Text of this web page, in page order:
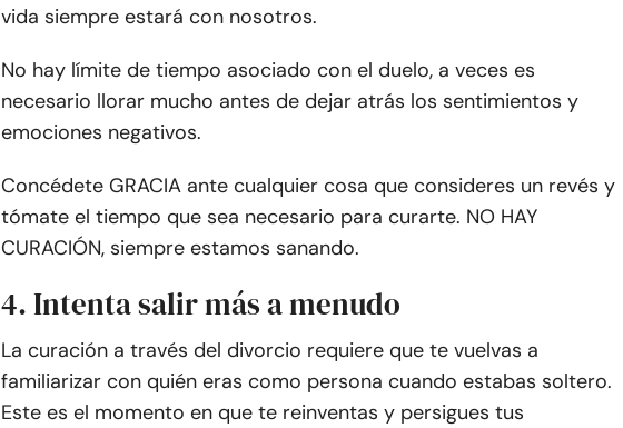
vida siempre estará con nosotros.
No hay límite de tiempo asociado con el duelo, a veces es
necesario llorar mucho antes de dejar atrás los sentimientos y
emociones negativos.
Concédete GRACIA ante cualquier cosa que consideres un revés y
tómate el tiempo que sea necesario para curarte. NO HAY
CURACIÓN, siempre estamos sanando.
4. Intenta salir más a menudo
La curación a través del divorcio requiere que te vuelvas a
familiarizar con quién eras como persona cuando estabas soltero.
Este es el momento en que te reinventas y persigues tus